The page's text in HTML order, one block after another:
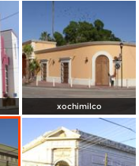
xochimilco